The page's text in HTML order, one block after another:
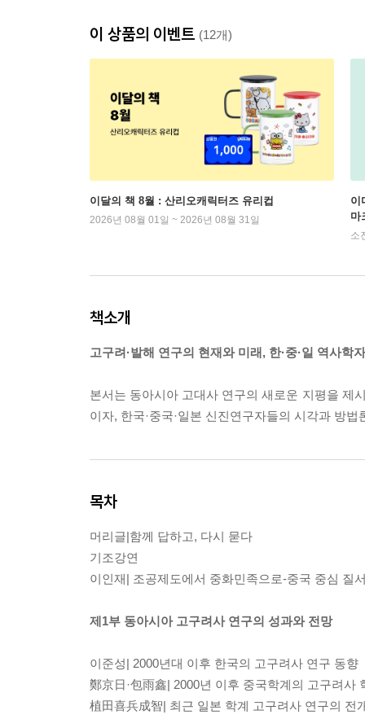
이 상품의 이벤트 (12개)
이달의 책 8월 : 산리오캐릭터즈 유리컵
2026년 08월 01일 ~ 2026년 08월 31일
이
마
소
책소개
고구려·발해 연구의 현재와 미래, 한·중·일 역사학
본서는 동아시아 고대사 연구의 새로운 지평을 제
이자, 한국·중국·일본 신진연구자들의 시각과 방
목차
머리글|함께 답하고, 다시 묻다
기조강연
이인재| 조공제도에서 중화민족으로-중국 중심 질
제1부 동아시아 고구려사 연구의 성과와 전망
이준성| 2000년대 이후 한국의 고구려사 연구 동향
鄭京日·包雨鑫| 2000년 이후 중국학계의 고구려사
植田喜兵成智| 최근 일본 학계 고구려사 연구의 전